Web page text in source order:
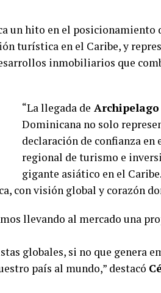
un hito en el posicionamiento
turística en el Caribe, y
inmobiliarios que
“La llegada de
Dominicana no solo
declaración de confianza
regional de turismo e
gigante asiático en el Caribe.
con visión global y corazón
llevando al mercado una
globales, si no que genera
país al mundo,” destacó